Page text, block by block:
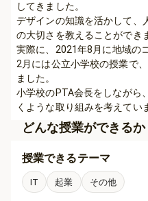
してきました。
デザインの知識を活かして、
の大切さを教えることができ
実際に、2021年8月に地域の
2月には公立小学校の授業で
ました。
小学校のPTA会長をしながら
くような取り組みを考えてい
どんな授業ができるか
授業できるテーマ
IT 起業 その他